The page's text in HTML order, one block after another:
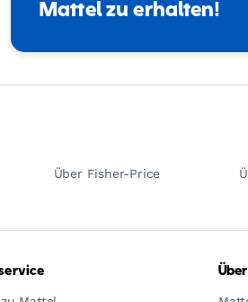
Mattel zu erhalten!
Über Fisher-Price